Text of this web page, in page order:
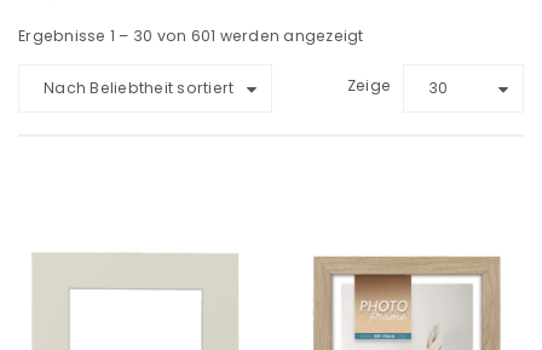
Ergebnisse 1 – 30 von 601 werden angezeigt
Nach Beliebtheit sortiert Zeige 30